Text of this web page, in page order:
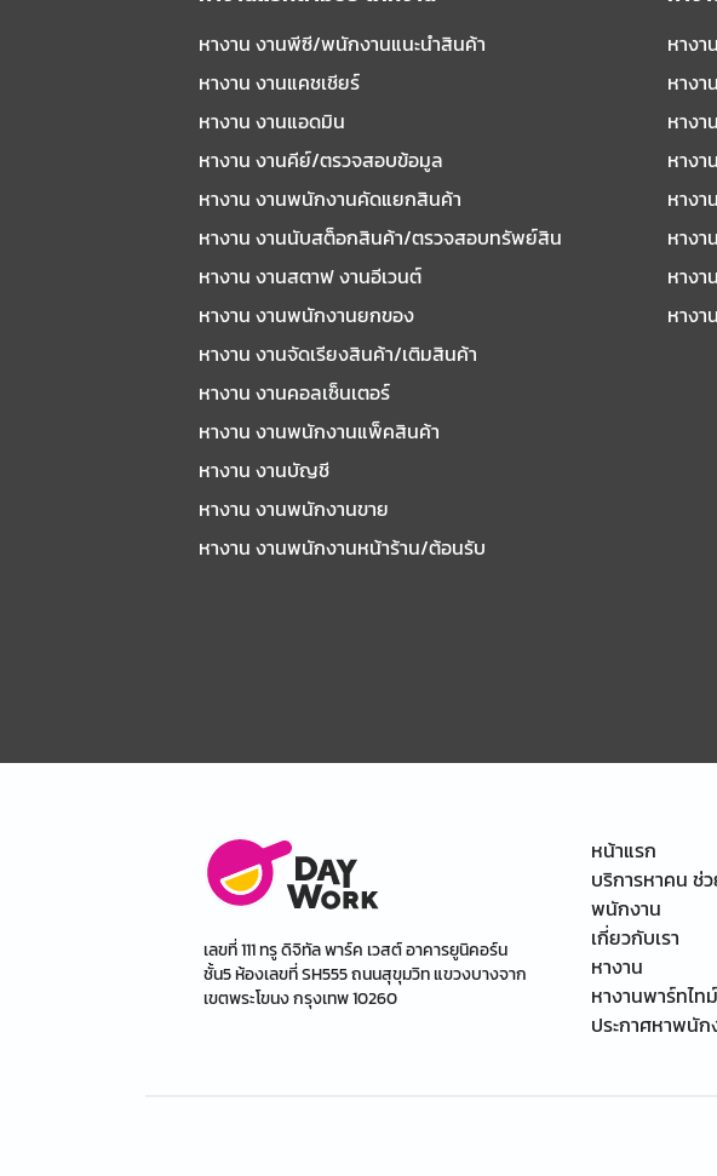
หางาน งานพีซี/พนักงานแนะนําสินค้า
หางาน งานแคชเชียร์
หางาน งานแอดมิน
หางาน งานคีย์/ตรวจสอบข้อมูล
หางาน งานพนักงานคัดแยกสินค้า
หางาน งานนับสต็อกสินค้า/ตรวจสอบทรัพย์สิน
หางาน งานสตาฟ งานอีเวนต์
หางาน งานพนักงานยกของ
หางาน งานจัดเรียงสินค้า/เติมสินค้า
หางาน งานคอลเซ็นเตอร์
หางาน งานพนักงานแพ็คสินค้า
หางาน งานบัญชี
หางาน งานพนักงานขาย
หางาน งานพนักงานหน้าร้าน/ต้อนรับ
หางา
หางา
หางา
หางา
หางา
หางา
หางา
หางา
เลขที่ 111 ทรู ดิจิทัล พาร์ค เวสต์ อาคารยูนิคอร์น
ชั้น5 ห้องเลขที่ SH555 ถนนสุขุมวิท แขวงบางจาก
เขตพระโขนง กรุงเทพ 10260
หน้าแรก
บริการหาคน ช่
พนักงาน
เกี่ยวกับเรา
หางาน
หางานพาร์ทไทม์
ประกาศหาพนั